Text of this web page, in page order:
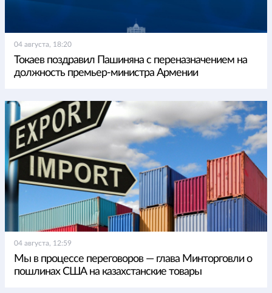
04 августа, 18:20
Токаев поздравил Пашиняна с переназначением на
должность премьер-министра Армении
04 августа, 12:59
Мы в процессе переговоров — глава Минторговли о
пошлинах США на казахстанские товары